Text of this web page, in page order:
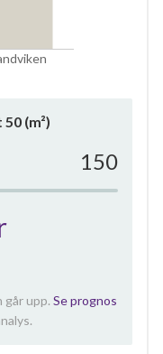
50 (m²)
150
går upp. Se prognos